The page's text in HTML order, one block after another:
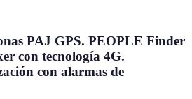
PAJ GPS. PEOPLE Finder
con tecnología 4G.
con alarmas de